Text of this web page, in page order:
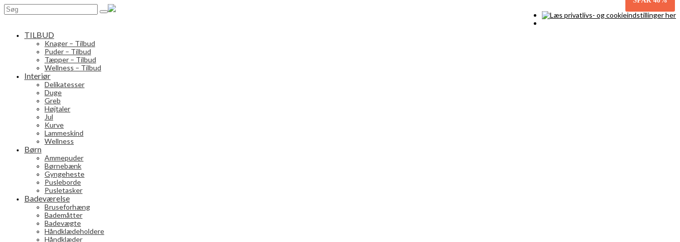
Search
for:
TILBUD
Knager – Tilbud
Puder – Tilbud
Tæpper – Tilbud
Wellness – Tilbud
Interiør
Delikatesser
Duge
Greb
Højtaler
Jul
Kurve
Lammeskind
Wellness
Børn
Ammepuder
Børnebænk
Gyngeheste
Pusleborde
Pusletasker
Badeværelse
Bruseforhæng
Bademåtter
Badevægte
Håndklædeholdere
Håndklæder